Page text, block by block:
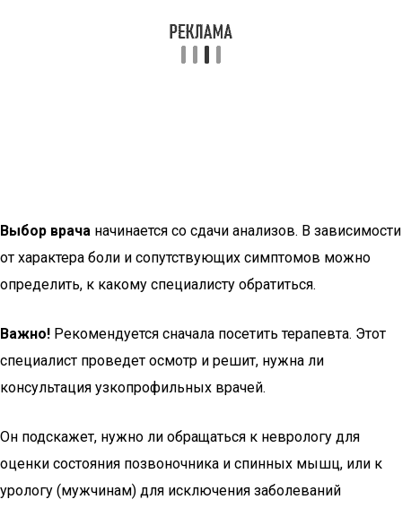
Выбор врача начинается со сдачи анализов. В зависимости
от характера боли и сопутствующих симптомов можно
определить, к какому специалисту обратиться.
Важно! Рекомендуется сначала посетить терапевта. Этот
специалист проведет осмотр и решит, нужна ли
консультация узкопрофильных врачей.
Он подскажет, нужно ли обращаться к неврологу для
оценки состояния позвоночника и спинных мышц, или к
урологу (мужчинам) для исключения заболеваний